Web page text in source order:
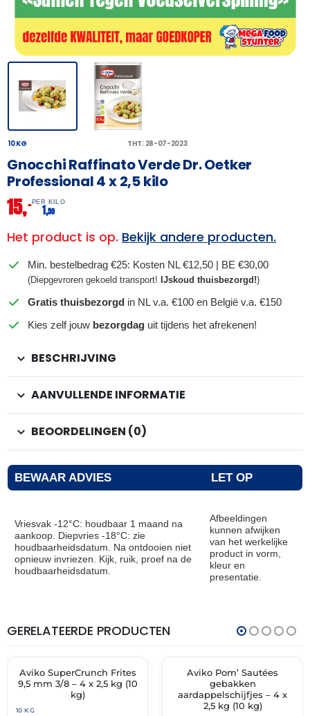
10 KG THT: 28-07-2023
Gnocchi Raffinato Verde Dr. Oetker
Professional 4 x 2,5 kilo
15,– PER KILO
1,50
Het product is op. Bekijk andere producten.
Min. bestelbedrag €25: Kosten NL €12,50 | BE €30,00
(Diepgevroren gekoeld transport! IJskoud thuisbezorgd!)
Gratis thuisbezorgd in NL v.a. €100 en België v.a. €150
Kies zelf jouw bezorgdag uit tijdens het afrekenen!
BESCHRIJVING
AANVULLENDE INFORMATIE
BEOORDELINGEN (0)
BEWAAR ADVIES LET OP
Vriesvak -12°C: houdbaar 1 maand na
aankoop. Diepvries -18°C: zie
houdbaarheidsdatum. Na ontdooien niet
opnieuw invriezen. Kijk, ruik, proef na de
houdbaarheidsdatum.
Afbeeldingen
kunnen afwijken
van het werkelijke
product in vorm,
kleur en
presentatie.
GERELATEERDE PRODUCTEN
✓ VAST ASSORTIMENT
THT:
16-
Aviko SuperCrunch Frites
9,5 mm 3/8 – 4 x 2,5 kg (10
kg)
10 KG
✓ VAST ASSORTIMENT
Aviko Pom’ Sautées
gebakken
aardappelschijfjes – 4 x
2,5 kg (10 kg)